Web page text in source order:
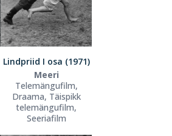
Lindpriid I osa (1971)
Meeri
Telemängufilm,
Draama, Täispikk
telemängufilm,
Seeriafilm